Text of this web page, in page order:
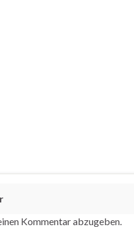
Kommentar abzugeben.